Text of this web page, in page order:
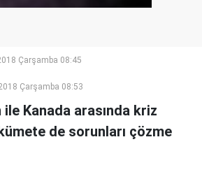
Çarşamba 08:45
Çarşamba 08:53
Kanada arasında kriz
de sorunları çözme